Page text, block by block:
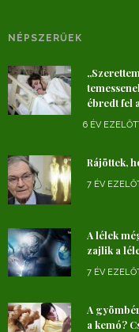
NÉPSZERŰEK
ébredt fel
6 ÉV
Rájöttek,
7 ÉV
A lélek
zajlik a
7 ÉV
A
a kemó?